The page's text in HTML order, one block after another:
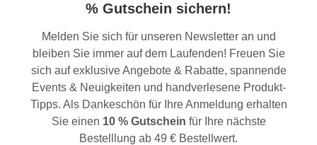
% Gutschein sichern!
Melden Sie sich für unseren Newsletter an und
bleiben Sie immer auf dem Laufenden! Freuen Sie
sich auf exklusive Angebote & Rabatte, spannende
Events & Neuigkeiten und handverlesene Produkt-
Tipps. Als Dankeschön für Ihre Anmeldung erhalten
Sie einen 10 % Gutschein für Ihre nächste
Bestelllung ab 49 € Bestellwert.